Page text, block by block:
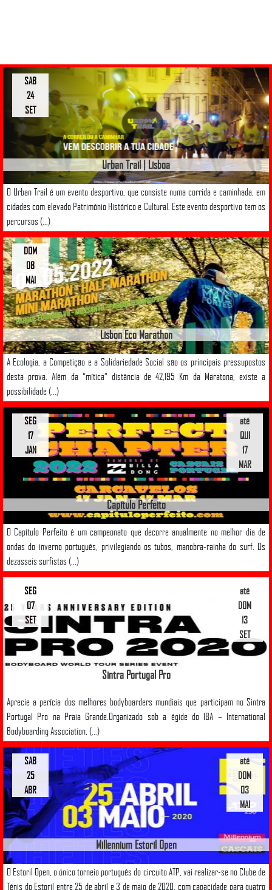
Urban Trail | Lisboa
O Urban Trail é um evento desportivo, que consiste numa corrida e caminhada, em
cidades com elevado Património Histórico e Cultural. Este evento desportivo tem os
percursos (...)
SAB
24
SET
Lisbon Eco Marathon
A Ecologia, a Competição e a Solidariedade Social são os principais pressupostos
desta prova. Além da “mítica” distância de 42,195 Km da Maratona, existe a
possibilidade (...)
DOM
08
MAI
Capítulo Perfeito
O Capítulo Perfeito é um campeonato que decorre anualmente no melhor dia de
ondas do inverno português, privilegiando os tubos, manobra-rainha do surf. Os
dezasseis surfistas (...)
até
QUI
17
MAR
SEG
17
JAN
Sintra Portugal Pro
Aprecie a perícia dos melhores bodyboarders mundiais que participam no Sintra
Portugal Pro na Praia Grande.Organizado sob a égide do IBA – International
Bodyboarding Association, (...)
até
DOM
13
SET
SEG
07
SET
Millennium Estoril Open
O Estoril Open, o único torneio português do circuito ATP, vai realizar-se no Clube de
Ténis do Estoril entre 25 de abril e 3 de maio de 2020, com capacidade para quatro
até
DOM
03
MAI
SAB
25
ABR